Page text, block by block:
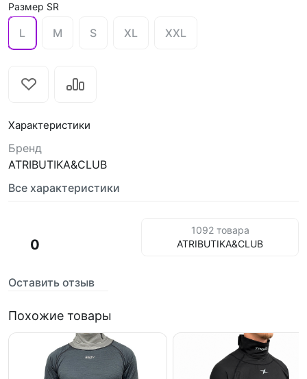
Размер SR
L M S XL XXL
Характеристики
Бренд
ATRIBUTIKA&CLUB
Все характеристики
0
Оставить отзыв
1092 товара
ATRIBUTIKA&CLUB
Похожие товары